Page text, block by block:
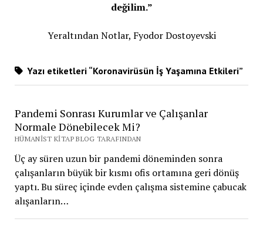
değilim.”
Yeraltından Notlar, Fyodor Dostoyevski
Yazı etiketleri “Koronavirüsün İş Yaşamına Etkileri”
Pandemi Sonrası Kurumlar ve Çalışanlar
Normale Dönebilecek Mi?
HÜMANIST KITAP BLOG TARAFINDAN
Üç ay süren uzun bir pandemi döneminden sonra
çalışanların büyük bir kısmı ofis ortamına geri dönüş
yaptı. Bu süreç içinde evden çalışma sistemine çabucak
alışanların…